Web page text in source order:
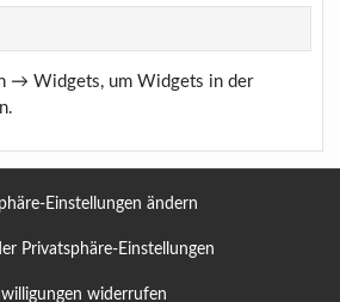
→ Widgets, um Widgets in der
Einstellungen ändern
Privatsphäre-Einstellungen
widerrufen